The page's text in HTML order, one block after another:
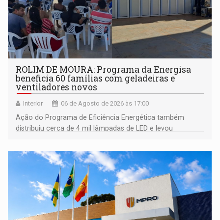
ROLIM DE MOURA: Programa da Energisa
beneficia 60 famílias com geladeiras e
ventiladores novos
Interior 06 de Agosto de 2026 às 17:00
Ação do Programa de Eficiência Energética também
distribuiu cerca de 4 mil lâmpadas de LED e levou
comunidade